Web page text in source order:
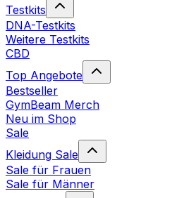
Testkits
DNA-Testkits
Weitere Testkits
CBD
Top Angebote
Bestseller
GymBeam Merch
Neu im Shop
Sale
Kleidung Sale
Sale für Frauen
Sale für Männer